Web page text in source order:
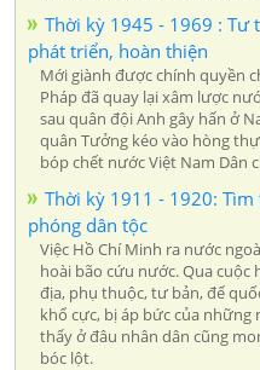
Thời kỳ 1945 - 1969 : Tư
phát triển, hoàn thiện
Mới giành được chính quyền
Pháp đã quay lại xâm lược
sau quân đội Anh gây hấn ở
quân Tưởng kéo vào hòng
bóp chết nước Việt Nam Dân
Thời kỳ 1911 - 1920:
phóng dân tộc
Việc Hồ Chí Minh ra nước
hoài bão cứu nước. Qua
địa, phụ thuộc, tư bản, đế
khổ cực, bị áp bức của
thấy ở đâu nhân dân cũng
bóc lột.